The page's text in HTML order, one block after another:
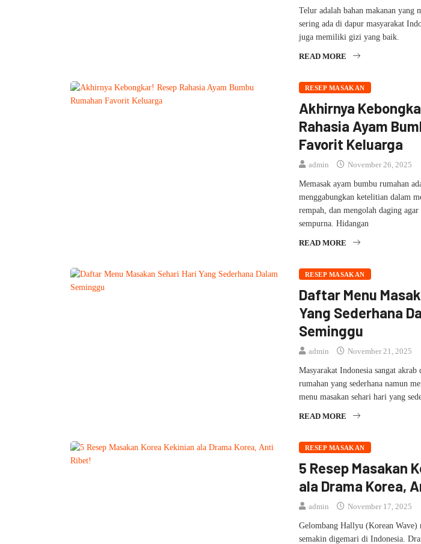
Telur adalah bahan makanan yang
sering ada di dapur masyarakat
juga memiliki gizi yang baik.
READ MORE
RESEP MASAKAN
Akhirnya
Rahasia Ayam
Favorit Keluarga
admin November 26, 2025
Memasak ayam bumbu rumahan
menggabungkan ketelitian dalam
rempah, dan mengolah daging agar
sempurna. Hidangan
READ MORE
RESEP MASAKAN
Daftar Menu
Yang Sederhana
Seminggu
admin November 21, 2025
Masyarakat Indonesia sangat akrab
rumahan yang sederhana namun
menu masakan sehari hari yang
READ MORE
RESEP MASAKAN
5 Resep Masakan
ala Drama Korea,
admin November 17, 2025
Gelombang Hallyu (Korean Wave)
semakin digemari di Indonesia.